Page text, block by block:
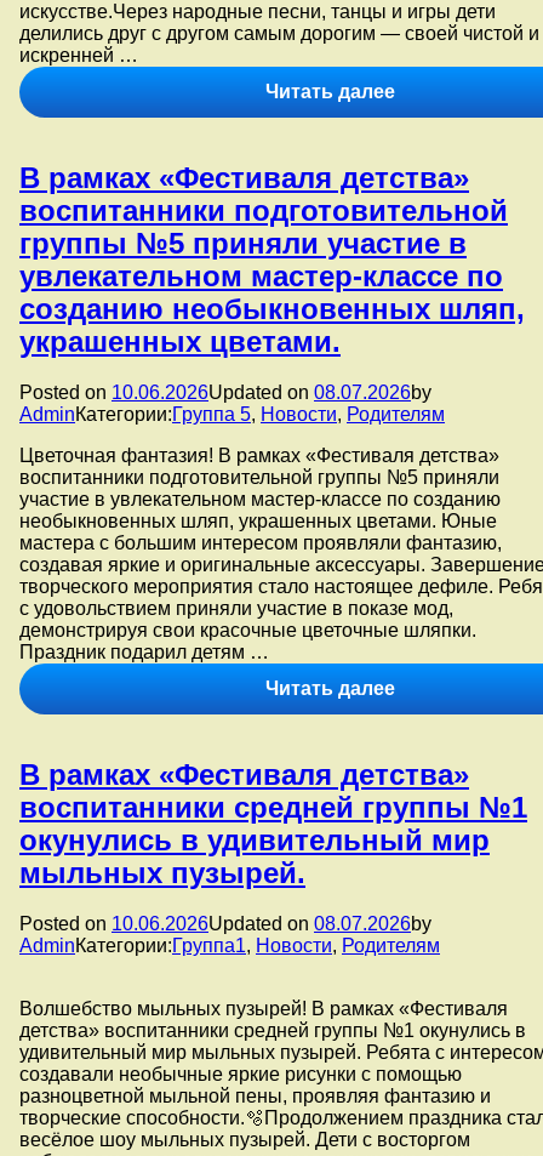
искусстве.Через народные песни, танцы и игры дети
делились друг с другом самым дорогим — своей чистой и
искренней …
Читать далееВ
и
Года
Единства
народов
России
в
группе
№7
и
светлое
посвященное
русскому
народному
творчеству.
В рамках «Фестиваля детства»
воспитанники подготовительной
группы №5 приняли участие в
увлекательном мастер-классе по
созданию необыкновенных шляп,
украшенных цветами.
Posted on 10.06.2026Updated on 08.07.2026by
AdminКатегории:Группа 5, Новости, Родителям
Цветочная фантазия! В рамках «Фестиваля детства»
воспитанники подготовительной группы №5 приняли
участие в увлекательном мастер-классе по созданию
необыкновенных шляп, украшенных цветами. Юные
мастера с большим интересом проявляли фантазию,
создавая яркие и оригинальные аксессуары.
творческого мероприятия стало настоящее дефиле.
с удовольствием приняли участие в показе мод,
демонстрируя свои красочные цветочные шляпки.
️Праздник подарил детям …
Читать далееВ
воспитанники
группы
№5
приняли
увлекательном
мастер-
созданию
шляп,
украшенных
цветами.
В рамках «Фестиваля детства»
воспитанники средней группы №1
окунулись в удивительный мир
мыльных пузырей.
Posted on 10.06.2026Updated on 08.07.2026by
AdminКатегории:Группа1, Новости, Родителям
Волшебство мыльных пузырей! В рамках «Фестиваля
детства» воспитанники средней группы №1 окунулись в
удивительный мир мыльных пузырей. Ребята с
создавали необычные яркие рисунки с помощью
разноцветной мыльной пены, проявляя фантазию и
творческие способности.🫧Продолжением праздника
весёлое шоу мыльных пузырей. Дети с восторгом